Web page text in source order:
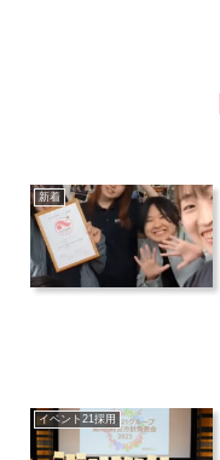
新着
イベント21採用